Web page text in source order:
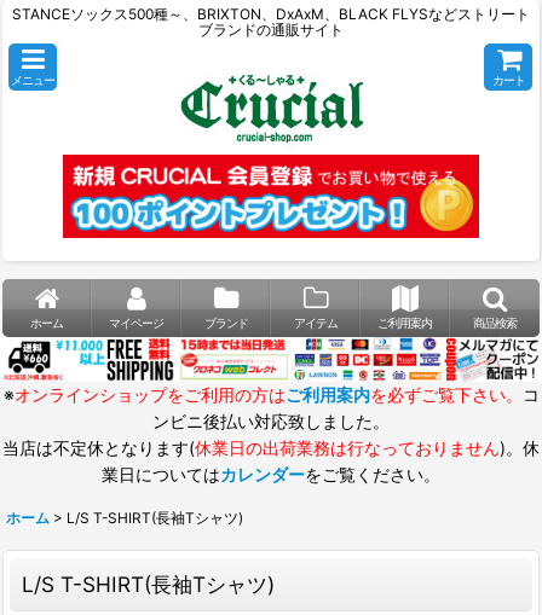
STANCEソックス500種～、BRIXTON、DxAxM、BLACK FLYSなどストリート
ブランドの通販サイト
メニュー カート
ホーム マイページ ブランド アイテム ご利用案内 商品検索
※オンラインショップをご利用の方はご利用案内を必ずご覧下さい。
コ
ンビニ後払い対応致しました。
当店は不定休となります(休業日の出荷業務は行なっておりません)。休
業日についてはカレンダーをご覧ください。
ホーム > L/S T-SHIRT(長袖Tシャツ)
L/S T-SHIRT(長袖Tシャツ)